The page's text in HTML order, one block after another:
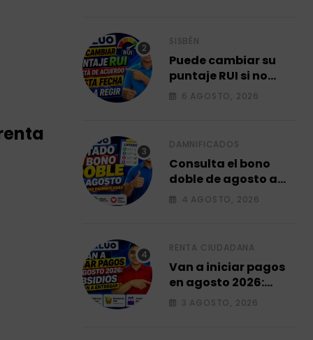
SISBÉN
Puede cambiar su
puntaje RUI si no
está de acuerdo y
2026.
6 AGOSTO, 2026
DAMNIFICADOS
Consulta el bono
doble de agosto a
familias
4 AGOSTO, 2026
RENTA CIUDADANA
Van a iniciar pagos
en agosto 2026:
subsidios que van a
3 AGOSTO, 2026